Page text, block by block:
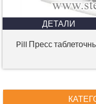
ДЕТАЛИ
Pill Пресс